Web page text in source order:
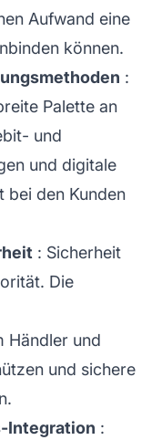
Aufwand eine
können.
:
Palette an
und
und digitale
bei den Kunden
: Sicherheit
Die
Händler und
und sichere
Integration :